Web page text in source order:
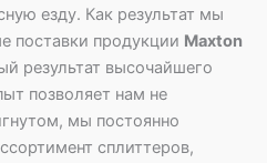
езду. Как результат мы
поставки продукции Maxton
результат высочайшего
позволяет нам не
мы постоянно
сплиттеров,